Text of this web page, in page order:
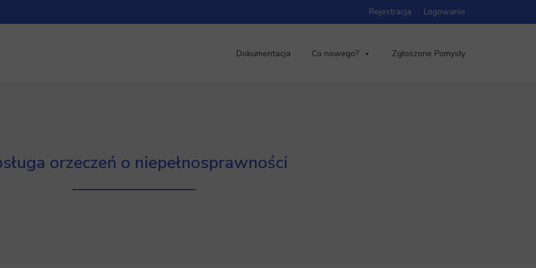
Rejestracja Logowanie
Dokumentacja Co nowego? Zgłoszone Pomysły
orzeczeń o niepełnosprawności